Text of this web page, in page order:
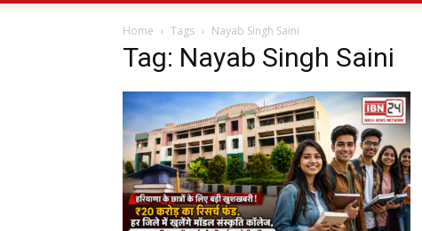
Home Tags Nayab Singh Saini
Tag: Nayab Singh Saini